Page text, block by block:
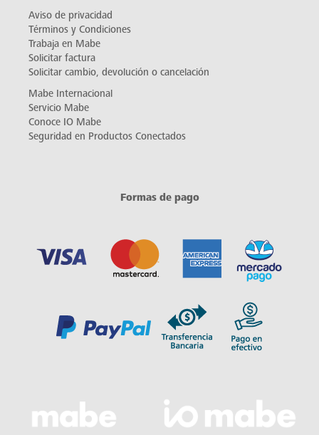
Aviso de privacidad
Términos y Condiciones
Trabaja en Mabe
Solicitar factura
Solicitar cambio, devolución o cancelación
Mabe Internacional
Servicio Mabe
Conoce IO Mabe
Seguridad en Productos Conectados
Formas de pago